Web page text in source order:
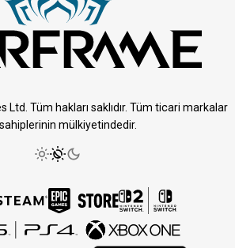
Tüm hakları saklıdır. Tüm ticari markalar
mülkiyetindedir.